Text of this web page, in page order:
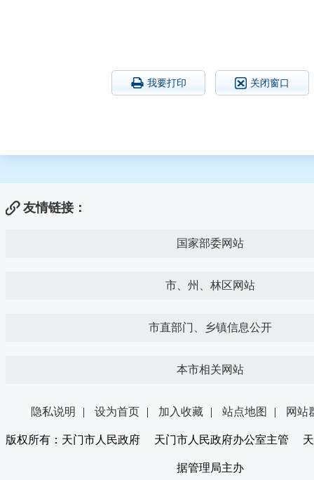
我要打印 关闭窗口
友情链接：
国家部委网站
市、州、林区网站
市直部门、乡镇信息公开
本市相关网站
隐私说明 | 设为首页 | 加入收藏 | 站点地图 | 网站
版权所有：天门市人民政府 天门市人民政府办公室主管 天
据管理局主办